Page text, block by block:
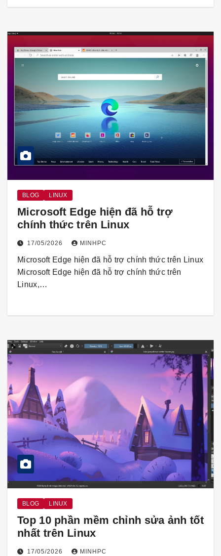
BLOG LINUX
Microsoft Edge hiện đã hỗ trợ
chính thức trên Linux
17/05/2026 MINHPC
Microsoft Edge hiện đã hỗ trợ chính thức trên Linux
Microsoft Edge hiện đã hỗ trợ chính thức trên
Linux,…
BLOG LINUX
Top 10 phần mềm chỉnh sửa ảnh tốt
nhất trên Linux
17/05/2026 MINHPC